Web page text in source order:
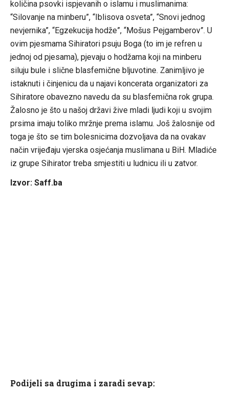
količina psovki ispjevanih o islamu i muslimanima:
“Silovanje na minberu”, “Iblisova osveta”, “Snovi jednog
nevjernika”, “Egzekucija hodže”, “Mošus Pejgamberov”. U
ovim pjesmama Sihiratori psuju Boga (to im je refren u
jednoj od pjesama), pjevaju o hodžama koji na minberu
siluju bule i slične blasfemične bljuvotine. Zanimljivo je
istaknuti i činjenicu da u najavi koncerata organizatori za
Sihiratore obavezno navedu da su blasfemična rok grupa.
Žalosno je što u našoj državi žive mladi ljudi koji u svojim
prsima imaju toliko mržnje prema islamu. Još žalosnije od
toga je što se tim bolesnicima dozvoljava da na ovakav
način vrijeđaju vjerska osjećanja muslimana u BiH. Mladiće
iz grupe Sihirator treba smjestiti u ludnicu ili u zatvor.
Izvor: Saff.ba
Podijeli sa drugima i zaradi sevap: